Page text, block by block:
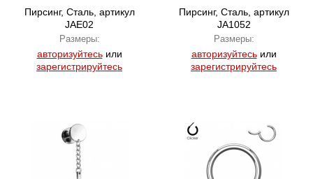
Пирсинг, Сталь, артикул
JAE02
Размеры:
авторизуйтесьили
зарегистрируйтесь
Пирсинг, Сталь, артикул
JA1052
Размеры:
авторизуйтесьили
зарегистрируйтесь